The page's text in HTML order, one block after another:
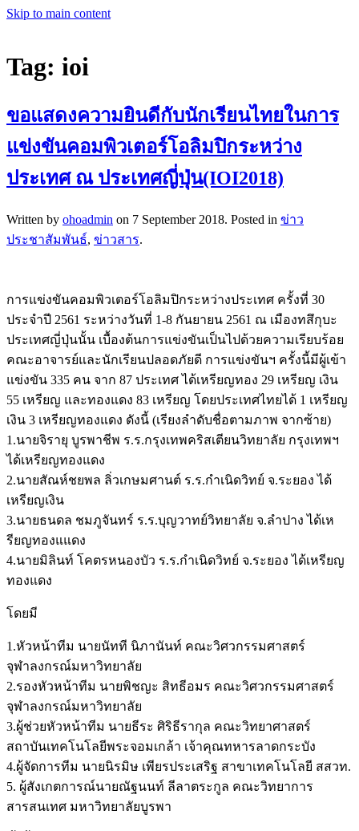
Skip to main content
Tag: ioi
ขอแสดงความยินดีกับนักเรียนไทยในการ
แข่งขันคอมพิวเตอร์โอลิมปิกระหว่าง
ประเทศ ณ ประเทศญี่ปุ่น(IOI2018)
Written by ohoadmin on 7 September 2018. Posted in ข่าว
ประชาสัมพันธ์, ข่าวสาร.
การแข่งขันคอมพิวเตอร์โอลิมปิกระหว่างประเทศ ครั้งที่ 30
ประจำปี 2561 ระหว่างวันที่ 1-8 กันยายน 2561 ณ เมืองทสึกุบะ
ประเทศญี่ปุ่นนั้น เบื้องต้นการแข่งขันเป็นไปด้วยความเรียบร้อย
คณะอาจารย์และนักเรียนปลอดภัยดี การแข่งขันฯ ครั้งนี้มีผู้เข้า
แข่งขัน 335 คน จาก 87 ประเทศ ได้เหรียญทอง 29 เหรียญ เงิน
55 เหรียญ และทองแดง 83 เหรียญ โดยประเทศไทยได้ 1 เหรียญ
เงิน 3 เหรียญทองแดง ดังนี้ (เรียงลำดับชื่อตามภาพ จากซ้าย)
1.นายจิรายุ บูรพาชีพ ร.ร.กรุงเทพคริสเตียนวิทยาลัย กรุงเทพฯ
ได้เหรียญทองแดง
2.นายสัณห์ชยพล ลิ่วเกษมศานต์ ร.ร.กำเนิดวิทย์ จ.ระยอง ได้
เหรียญเงิน
3.นายธนดล ชมภูจันทร์ ร.ร.บุญวาทย์วิทยาลัย จ.ลำปาง ได้เห
รียญทองแแดง
4.นายมิลินท์ โคตรหนองบัว ร.ร.กำเนิดวิทย์ จ.ระยอง ได้เหรียญ
ทองแดง
โดยมี
1.หัวหน้าทีม นายนัทที นิภานันท์ คณะวิศวกรรมศาสตร์
จุฬาลงกรณ์มหาวิทยาลัย
2.รองหัวหน้าทีม นายพิชญะ สิทธีอมร คณะวิศวกรรมศาสตร์
จุฬาลงกรณ์มหาวิทยาลัย
3.ผู้ช่วยหัวหน้าทีม นายธีระ ศิริธีรากุล คณะวิทยาศาสตร์
สถาบันเทคโนโลยีพระจอมเกล้า เจ้าคุณทหารลาดกระบัง
4.ผู้จัดการทีม นายนิรมิษ เพียรประเสริฐ สาขาเทคโนโลยี สสวท.
5. ผู้สังเกตการณ์นายณัฐนนท์ ลีลาตระกูล คณะวิทยาการ
สารสนเทศ มหาวิทยาลัยบูรพา